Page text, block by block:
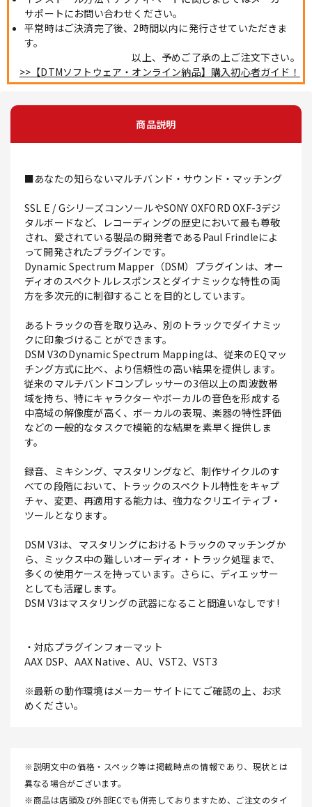
サポートにお問い合わせください。
平常時はご決済完了後、2時間以内に発行させていただきま
す。
以上、予めご了承の上ご注文下さい。
>>【DTMソフトウェア・オンライン納品】購入初心者ガイド！
商品説明
■あなたの知らないマルチバンド・サウンド・マッチング
SSL E / GシリーズコンソールやSONY OXFORD OXF-3デジ
タルボードなど、レコーディングの歴史において最も尊敬
され、愛されている製品の開発者であるPaul Frindleによ
って開発されたプラグインです。
Dynamic Spectrum Mapper（DSM）プラグインは、オー
ディオのスペクトルレスポンスとダイナミックな特性の両
方を多次元的に制御することを目的としています。
あるトラックの音を取り込み、別のトラックでダイナミッ
クに印象づけることができます。
DSM V3のDynamic Spectrum Mappingは、従来のEQマッ
チング方式に比べ、より信頼性の高い結果を提供します。
従来のマルチバンドコンプレッサーの3倍以上の周波数帯
域を持ち、特にキャラクターやボーカルの音色を形成する
中高域の解像度が高く、ボーカルの表現、楽器の特性評価
などの一般的なタスクで模範的な結果を素早く提供しま
す。
録音、ミキシング、マスタリングなど、制作サイクルのす
べての段階において、トラックのスペクトル特性をキャプ
チャ、変更、再適用する能力は、強力なクリエイティブ・
ツールとなります。
DSM V3は、マスタリングにおけるトラックのマッチングか
ら、ミックス中の難しいオーディオ・トラック処理まで、
多くの使用ケースを持っています。さらに、ディエッサー
としても活躍します。
DSM V3はマスタリングの武器になること間違いなしです!
・対応プラグインフォーマット
AAX DSP、AAX Native、AU、VST2、VST3
※最新の動作環境はメーカーサイトにてご確認の上、お求
めください。
※説明文中の価格・スペック等は掲載時点の情報であり、現状とは
異なる場合がございます。
※商品は店頭及び外部ECでも併売しておりますため、ご注文のタイ